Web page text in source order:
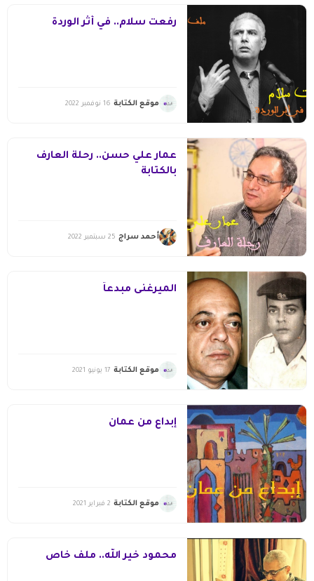
رفعت سلام.. في أثر الوردة
موقع الكتابة 16 نوفمبر 2022
عمار علي حسن.. رحلة العارف
بالكتابة
أحمد سراج 25 سبتمبر 2022
الميرغنى مبدعاً
موقع الكتابة 17 يونيو 2021
إبداع من عمان
موقع الكتابة 2 فبراير 2021
محمود خير الله.. ملف خاص